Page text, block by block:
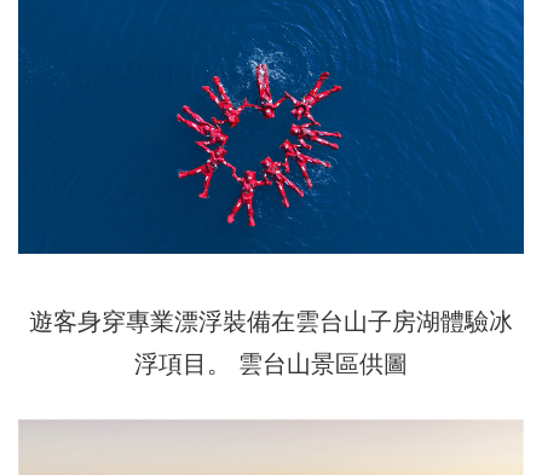
遊客身穿專業漂浮裝備在雲台山子房湖體驗冰
浮項目。 雲台山景區供圖